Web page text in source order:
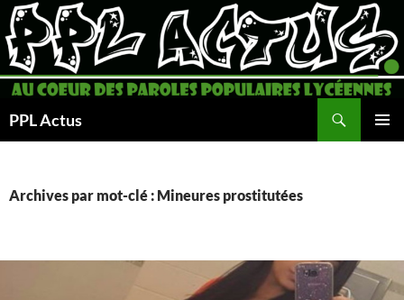
Aller
au
contenu
PPL Actus
Archives par mot-clé : Mineures prostitutées